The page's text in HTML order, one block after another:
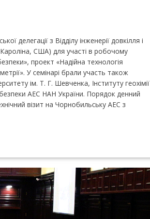
делегації з Відділу інженерії довкілля і
США) для участі в робочому
проект «Надійна технологія
У семінарі брали участь також
ім. Т. Г. Шевченка, Інституту геохімії
АЕС НАН України. Порядок денний
візит на Чорнобильську АЕС з